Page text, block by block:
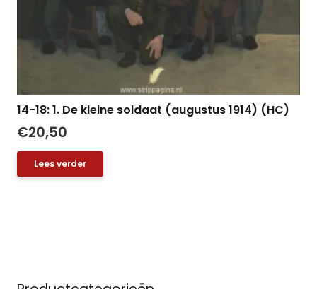
14-18: 1. De kleine soldaat (augustus 1914) (HC)
€20,50
Lees verder